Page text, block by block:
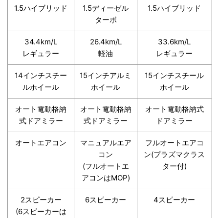
1.5ハイブリッド
1.5ディーゼル
ターボ
1.5ハイブリッド
34.4km/L
レギュラー
26.4km/L
軽油
33.6km/L
レギュラー
14インチスチー
ルホイール
15インチアルミ
ホイール
15インチスチール
ホイール
オート電動格納
式ドアミラー
オート電動格納
式ドアミラー
オート電動格納式
ドアミラー
オートエアコン
マニュアルエア
コン
(フルオートエ
アコンはMOP)
フルオートエアコ
ン(プラズマクラス
ター付)
2スピーカー
(6スピーカーは
6スピーカー 4スピーカー